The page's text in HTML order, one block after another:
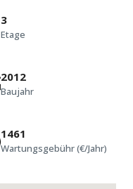
3
Etage
2012
Baujahr
1461
Wartungsgebühr (€/Jahr)